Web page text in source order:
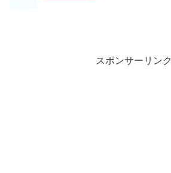
スポンサーリンク